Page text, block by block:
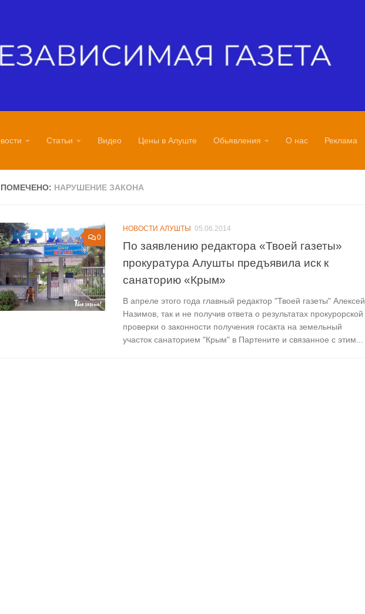
Статьи Видео Цены в Алуште Обьявления О нас Реклама
ПОМЕЧЕНО: НАРУШЕНИЕ ЗАКОНА
0
НОВОСТИ АЛУШТЫ 05.06.2014
По заявлению редактора «Твоей газеты»
прокуратура Алушты предъявила иск к
санаторию «Крым»
В апреле этого года главный редактор "Твоей газеты" Алексей
Назимов, так и не получив ответа о результатах прокурорской
проверки о законности получения госакта на земельный
участок санаторием "Крым" в Партените и связанное с этим...